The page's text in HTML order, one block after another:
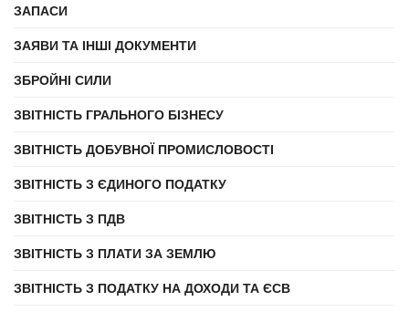
ЗАПАСИ
ЗАЯВИ ТА ІНШІ ДОКУМЕНТИ
ЗБРОЙНІ СИЛИ
ЗВІТНІСТЬ ГРАЛЬНОГО БІЗНЕСУ
ЗВІТНІСТЬ ДОБУВНОЇ ПРОМИСЛОВОСТІ
ЗВІТНІСТЬ З ЄДИНОГО ПОДАТКУ
ЗВІТНІСТЬ З ПДВ
ЗВІТНІСТЬ З ПЛАТИ ЗА ЗЕМЛЮ
ЗВІТНІСТЬ З ПОДАТКУ НА ДОХОДИ ТА ЄСВ